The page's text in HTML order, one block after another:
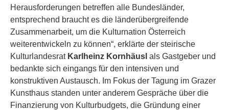
Herausforderungen betreffen alle Bundesländer,
entsprechend braucht es die länderübergreifende
Zusammenarbeit, um die Kulturnation Österreich
weiterentwickeln zu können“, erklärte der steirische
Kulturlandesrat Karlheinz Kornhäusl als Gastgeber und
bedankte sich eingangs für den intensiven und
konstruktiven Austausch. Im Fokus der Tagung im Grazer
Kunsthaus standen unter anderem Gespräche über die
Finanzierung von Kulturbudgets, die Gründung einer